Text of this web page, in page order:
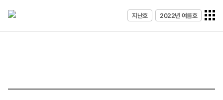
전체메
열기
지난호 2022년 여름호